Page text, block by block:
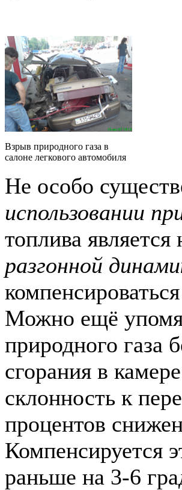
Взрыв природного газа в
салоне легкового автомобиля
Не особо
использовании
топлива
разгонной
Можно ещё
природного газа
сгорания в
склонность к
процентов
Компенсируется
раньше на 3-6